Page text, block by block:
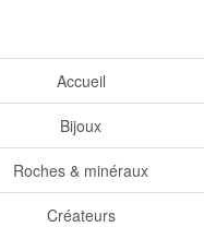
Accueil
Bijoux
Roches & minéraux
Créateurs